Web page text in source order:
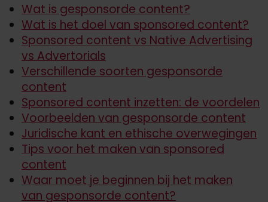
Wat is gesponsorde content?
Wat is het doel van sponsored content?
Sponsored content vs Native Advertising
vs Advertorials
Verschillende soorten gesponsorde
content
Sponsored content inzetten: de voordelen
Voorbeelden van gesponsorde content
Juridische kant en ethische overwegingen
Tips voor het maken van sponsored
content
Waar moet je beginnen bij het maken
van gesponsorde content?